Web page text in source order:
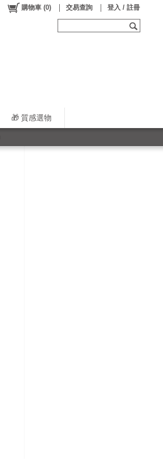
🎁 質感選物
購物車 (0) 交易查詢 登入 / 註冊